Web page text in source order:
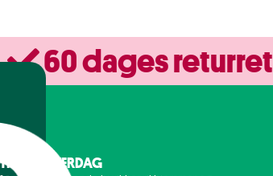
60 dages returret
TIL DIN HVERDAG